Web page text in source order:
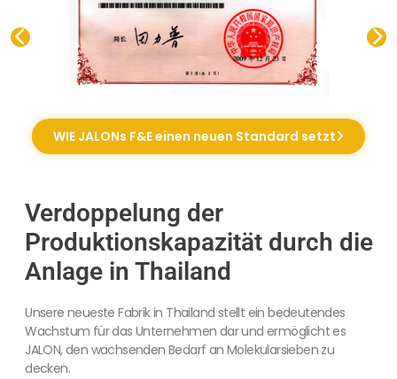
WIE JALONs F&E einen neuen Standard setzt
Verdoppelung der
Produktionskapazität durch die
Anlage in Thailand
Unsere neueste Fabrik in Thailand stellt ein bedeutendes
Wachstum für das Unternehmen dar und ermöglicht es
JALON, den wachsenden Bedarf an Molekularsieben zu
decken.